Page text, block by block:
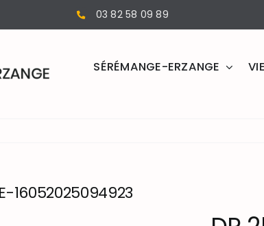
03 82 58 09 89
SÉRÉMANGE-ERZANGE
16052025094923